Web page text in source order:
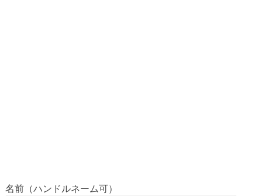
名前（ハンドルネーム可）